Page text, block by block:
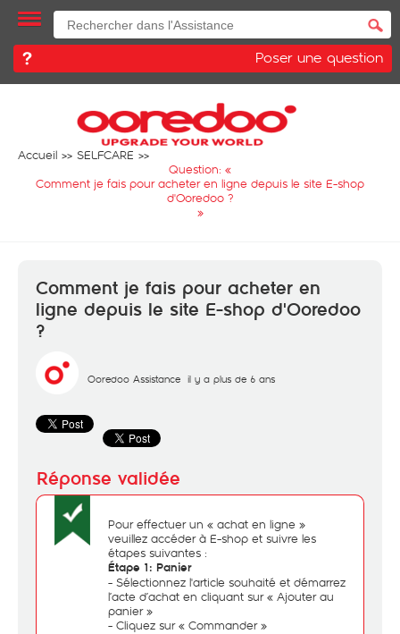
Poser une question
Accueil
SELFCARE
Question: «
Comment je fais pour acheter en ligne depuis le site E-shop
d'Ooredoo ?
»
Comment je fais pour acheter en
ligne depuis le site E-shop d'Ooredoo
?
Ooredoo Assistance il y a plus de 6 ans
Pour effectuer un « achat en ligne »
veuillez accéder à E-shop et suivre les
étapes suivantes :
Étape 1: Panier
- Sélectionnez l'article souhaité et démarrez
l’acte d’achat en cliquant sur « Ajouter au
panier »
- Cliquez sur « Commander »